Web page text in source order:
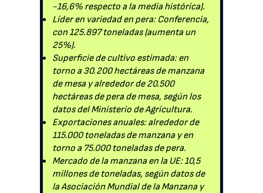
-16,6% respecto a la media histórica).
Líder en variedad en pera: Conferencia,
con 125.897 toneladas (aumenta un
25%).
Superficie de cultivo estimada: en
torno a 30.200 hectáreas de manzana
de mesa y alrededor de 20.500
hectáreas de pera de mesa, según los
datos del Ministerio de Agricultura.
Exportaciones anuales: alrededor de
115.000 toneladas de manzana y en
torno a 75.000 toneladas de pera.
Mercado de la manzana en la UE: 10,5
millones de toneladas, según datos de
la Asociación Mundial de la Manzana y